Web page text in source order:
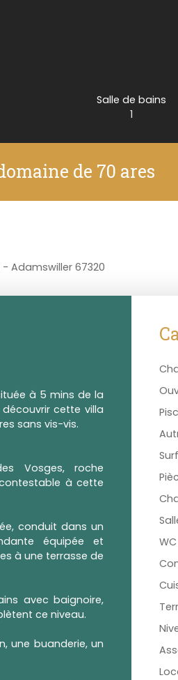
Salle de bains
1
de 70 ares
Adamswiller 67320
à 5 mins de la
cette villa
sans vis-vis.
Vosges, roche
à cette
conduit dans un
équipée et
à une terrasse de
avec baignoire,
ce niveau.
une buanderie, un
WC